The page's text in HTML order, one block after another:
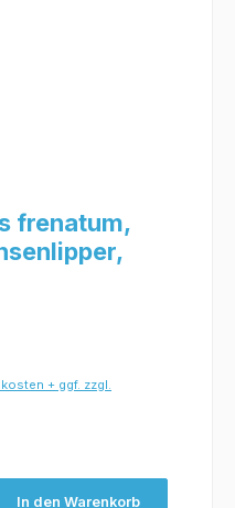
frenatum,
+ ggf. zzgl.
In den Warenkorb